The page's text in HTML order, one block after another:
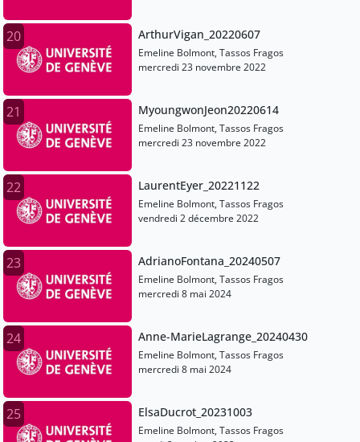
20 ArthurVigan_20220607
Emeline Bolmont, Tassos Fragos
mercredi 23 novembre 2022
21 MyoungwonJeon20220614
Emeline Bolmont, Tassos Fragos
mercredi 23 novembre 2022
22 LaurentEyer_20221122
Emeline Bolmont, Tassos Fragos
vendredi 2 décembre 2022
23 AdrianoFontana_20240507
Emeline Bolmont, Tassos Fragos
mercredi 8 mai 2024
24 Anne-MarieLagrange_20240430
Emeline Bolmont, Tassos Fragos
mercredi 8 mai 2024
25 ElsaDucrot_20231003
Emeline Bolmont, Tassos Fragos